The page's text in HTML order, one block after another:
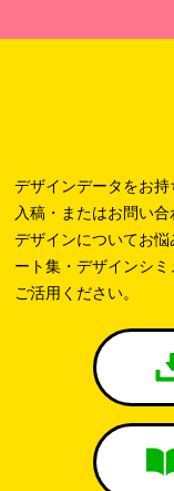
デザインデータをお
入稿・またはお問い
デザインについてお
ート集・デザインシミ
ご活用ください。